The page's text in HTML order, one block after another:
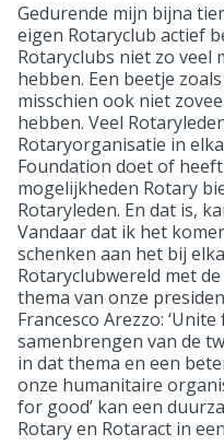
Gedurende mijn bijna
eigen Rotaryclub actief
Rotaryclubs niet zo veel
hebben. Een beetje
misschien ook niet
hebben. Veel
Rotaryorganisatie in
Foundation doet of
mogelijkheden Rotary
Rotaryleden. En dat is,
Vandaar dat ik het
schenken aan het bij
Rotaryclubwereld met
thema van onze
Francesco Arezzo:
samenbrengen van de
in dat thema en een
onze humanitaire
for good’ kan een
Rotary en Rotaract in